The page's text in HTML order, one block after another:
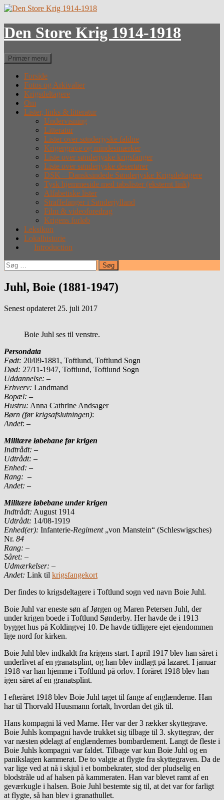
Hop
indhold
Den Store Krig 1914-1918
Søg
Primær menu
Forside
Fotos og Arkivalier
Krigsdeltagere
Om
Lister, links & litteratur
Undervisning
Litteratur
Lister over sønderjyske faldne
Krigergrave og mindesmærker
Liste over sønderjyske krigsfanger
Liste over sønderjyske desertører
DSK – Dansksindede Sønderjyske Krigsdeltagere
Tysk hjemmeside med tabslister (eksternt link)
Alfabetiske lister
Straffefanger i Sønderjylland
Film & videoforedrag
Krigens forløb
Leksikon
Lokalhistorie
Introduction
Søg
efter:
Juhl, Boie (1881-1947)
Senest opdateret 25. juli 2017
Boie Juhl ses til venstre.
Persondata
Født: 20/09-1881, Toftlund, Toftlund Sogn
Død: 27/11-1947, Toftlund, Toftlund Sogn
Uddannelse: –
Erhverv: Landmand
Bopæl: –
Hustru: Anna Cathrine Andsager
Børn (før krigsafslutningen):
Andet: –
Militære løbebane før krigen
Indtrådt: –
Udtrådt: –
Enhed: –
Rang: –
Andet: –
Militære løbebane under krigen
Indtrådt: August 1914
Udtrådt: 14/08-1919
Enhed(er): Infanterie-Regiment„von Manstein“ (Schleswigsches)
Nr. 84
Rang: –
Såret: –
Udmærkelser: –
Andet: Link til krigsfangekort
Der findes to krigsdeltagere i Toftlund sogn ved navn Boie Juhl.
Boie Juhl var eneste søn af Jørgen og Maren Petersen Juhl, der
under krigen boede i Toftlund Sønderby. Her havde de i 1913
bygget hus på Koldingvej 10. De havde tidligere ejet ejendommen
lige nord for kirken.
Boie Juhl blev indkaldt fra krigens start. I april 1917 blev han såret i
underlivet af en granatsplint, og han blev indlagt på lazaret. I januar
1918 var han hjemme i Toftlund på orlov. I foråret 1918 blev han
igen såret af en granatsplint.
I efteråret 1918 blev Boie Juhl taget til fange af englænderne. Han
har til Thorvald Huusmann fortalt, hvordan det gik til.
Hans kompagni lå ved Marne. Her var der 3 rækker skyttegrave.
Boie Juhls kompagni havde trukket sig tilbage til 3. skyttegrav, der
var næsten ødelagt af englændernes bombardement. Langt de fleste i
Boie Juhls kompagni var faldet. Tilbage var kun Boie Juhl og en
panikslagen kammerat. De to valgte at flygte fra skyttegraven. Da de
var lige ved at nå i skjul i et bombekrater, stod der pludselig en
blodstråle ud af halsen på kammeraten. Han var blevet ramt af en
geværkugle i halsen. Boie Juhl bestemte sig til, at det var for farligt
at flygte, så han blev i granathullet.